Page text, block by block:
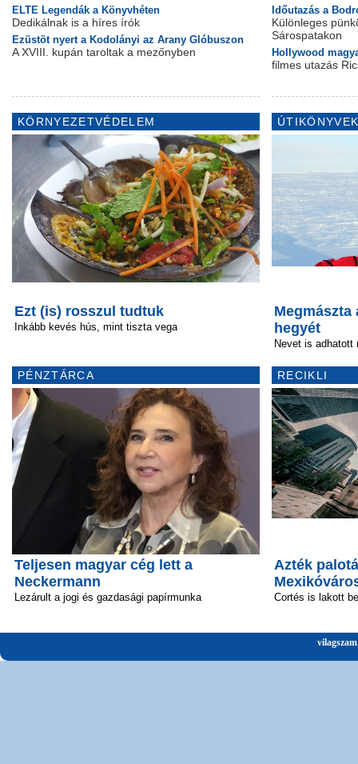
ELTE Legendák a Könyvhéten
Dedikálnak is a híres írók
Ezüstöt nyert a Kodolányi az Arany Glóbuszon
A XVIII. kupán taroltak a mezőnyben
KÖRNYEZETVÉDELEM
Ezt (is) rosszul tudtuk
Inkább kevés hús, mint tiszta vega
PÉNZTÁRCA
Teljesen magyar cég lett a
Neckermann
Lezárult a jogi és gazdasági papírmunka
Időutazás a
Különleges
Sárospatakon
Hollywood
filmes utazás
Megmászta
hegyét
Nevet is adhatott
RECIKLI
Azték
Cortés is lakott